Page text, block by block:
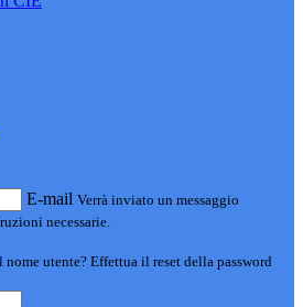
E-mail Verrà inviato un messaggio
necessarie.
utente? Effettua il reset della password